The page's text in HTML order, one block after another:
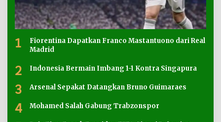
1
Fiorentina Dapatkan Franco Mastantuono dari Real
Madrid
2 Indonesia Bermain Imbang 1-1 Kontra Singapura
3 Arsenal Sepakat Datangkan Bruno Guimaraes
4 Mohamed Salah Gabung Trabzonspor